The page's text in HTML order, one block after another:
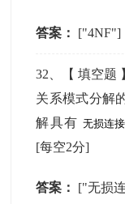
答案： ["4NF"]
32 、【填空题
关系模式分解
解具有
[每空2分]
答案： ["无损